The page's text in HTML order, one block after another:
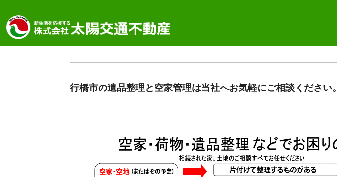
行橋市の遺品整理と空家管理は当社へお気軽にご相談ください。